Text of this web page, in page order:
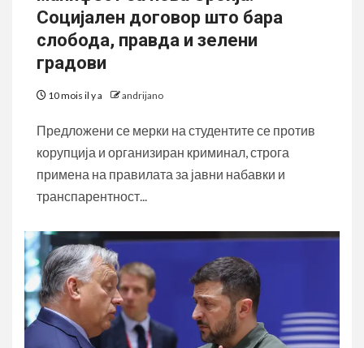
Социјален договор што бара
слобода, правда и зелени
градови
10 mois il y a andrijano
Предложени се мерки на студентите се против
корупција и организиран криминал, строга
примена на правилата за јавни набавки и
транспарентност...